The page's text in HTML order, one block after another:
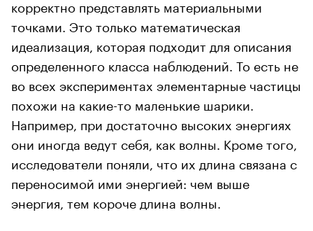
корректно представлять материальными
точками. Это только математическая
идеализация, которая подходит для описания
определенного класса наблюдений. То есть не
во всех экспериментах элементарные частицы
похожи на какие-то маленькие шарики.
Например, при достаточно высоких энергиях
они иногда ведут себя, как волны. Кроме того,
исследователи поняли, что их длина связана с
переносимой ими энергией: чем выше
энергия, тем короче длина волны.